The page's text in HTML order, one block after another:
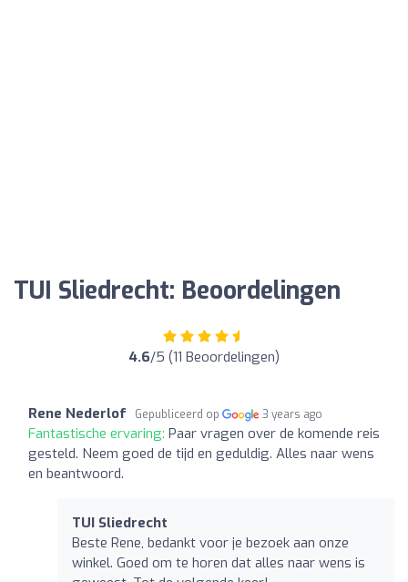
TUI Sliedrecht: Beoordelingen
4.6/5 (11 Beoordelingen)
Rene Nederlof Gepubliceerd op 3 years ago
Fantastische ervaring: Paar vragen over de komende reis
gesteld. Neem goed de tijd en geduldig. Alles naar wens
en beantwoord.
TUI Sliedrecht
Beste Rene, bedankt voor je bezoek aan onze
winkel. Goed om te horen dat alles naar wens is